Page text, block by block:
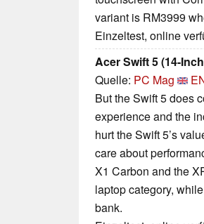
variant is RM3999
Einzeltest, online
Acer Swift 5 (14-
Quelle: PC Mag
But the Swift 5 does
experience and the
hurt the Swift 5’s
care about
X1 Carbon and the
laptop category,
bank.